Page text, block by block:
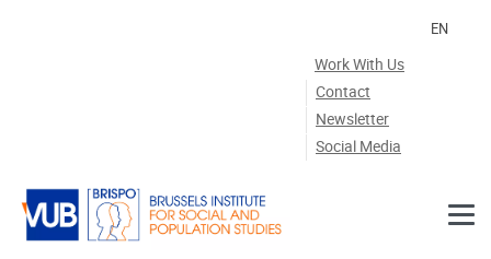
Work With Us
Contact
Newsletter
Social Media
EN